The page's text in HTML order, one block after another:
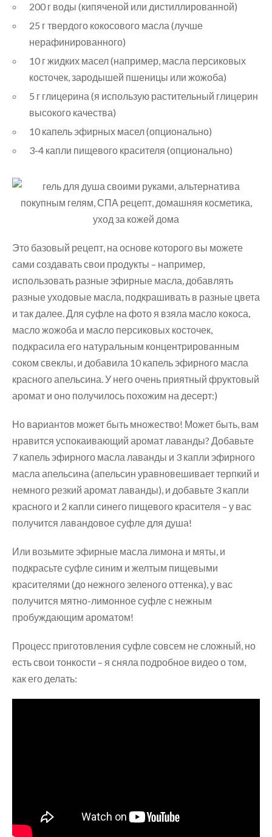
200 г воды (кипяченой или дистиллированной)
25 г твердого кокосового масла (лучше
нерафинированного)
10 г жидких масел (например, масла персиковых
косточек, зародышей пшеницы или жожоба)
5 г глицерина (я использую растительный глицерин
высокого качества)
10 капель эфирных масел (опционально)
3-4 капли пищевого красителя (опционально)
Это базовый рецепт, на основе которого вы можете
сами создавать свои продукты – например,
использовать разные эфирные масла, добавлять
разные уходовые масла, подкрашивать в разные цвета
и так далее. Для суфле на фото я взяла масло кокоса,
масло жожоба и масло персиковых косточек,
подкрасила его натуральным концентрированным
соком свеклы, и добавила 10 капель эфирного масла
красного апельсина. У него очень приятный фруктовый
аромат и оно получилось похожим на десерт:)
Но вариантов может быть множество! Может быть, вам
нравится успокаивающий аромат лаванды? Добавьте
7 капель эфирного масла лаванды и 3 капли эфирного
масла апельсина (апельсин уравновешивает терпкий и
немного резкий аромат лаванды), и добавьте 3 капли
красного и 2 капли синего пищевого красителя – у вас
получится лавандовое суфле для душа!
Или возьмите эфирные масла лимона и мяты, и
подкрасьте суфле синим и желтым пищевыми
красителями (до нежного зеленого оттенка), у вас
получится мятно-лимонное суфле с нежным
пробуждающим ароматом!
Процесс приготовления суфле совсем не сложный, но
есть свои тонкости – я сняла подробное видео о том,
как его делать: